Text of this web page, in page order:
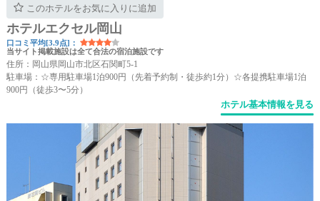
このホテルをお気に入りに追加
ホテルエクセル岡山
口コミ平均[3.9点]：
当サイト掲載施設は全て合法の宿泊施設です
住所：岡山県岡山市北区石関町5-1
駐車場：☆専用駐車場1泊900円（先着予約制・徒歩約1分）☆各提携駐車場1泊
900円（徒歩3〜5分）
ホテル基本情報を見る